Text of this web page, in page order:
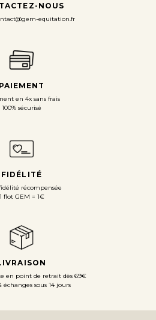
NOUS
equitation.fr
PAIEMENT
en 4x sans frais
100% sécurisé
FIDÉLITÉ
récompensée
1 flot GEM = 1€
en point de retrait dès 69€
échanges sous 14 jours